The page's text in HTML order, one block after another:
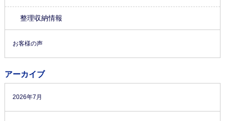
整理収納情報
お客様の声
アーカイブ
2026年7月